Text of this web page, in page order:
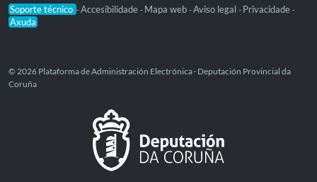
Soporte técnico -Accesibilidade - Mapa web -Aviso legal - Privacidade -
Axuda
© 2026 Plataforma de Administración Electrónica · Deputación Provincial da
Coruña